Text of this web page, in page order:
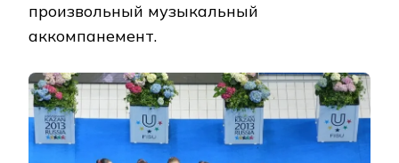
произвольный музыкальный
аккомпанемент.